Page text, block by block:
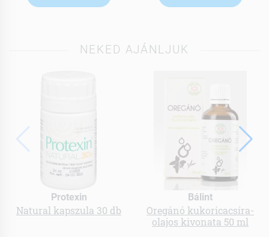
NEKED AJÁNLJUK
Protexin
Natural kapszula 30 db
Bálint
Oregánó kukoricacsíra-
olajos kivonata 50 ml